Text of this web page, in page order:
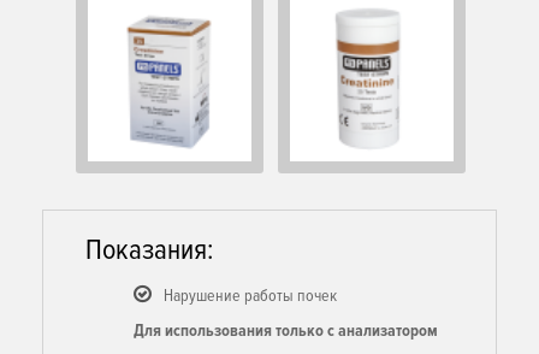
Показания:
Нарушение работы почек
Для использования только с анализатором